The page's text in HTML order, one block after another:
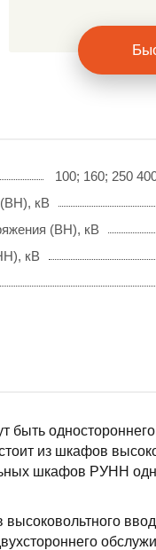
100; 160; 250
(ВН), кВ
(ВН), кВ
кВ
быть
из шкафов
шкафов РУНН